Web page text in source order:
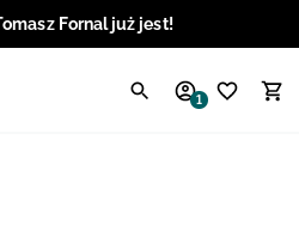
Fornal już jest!
1